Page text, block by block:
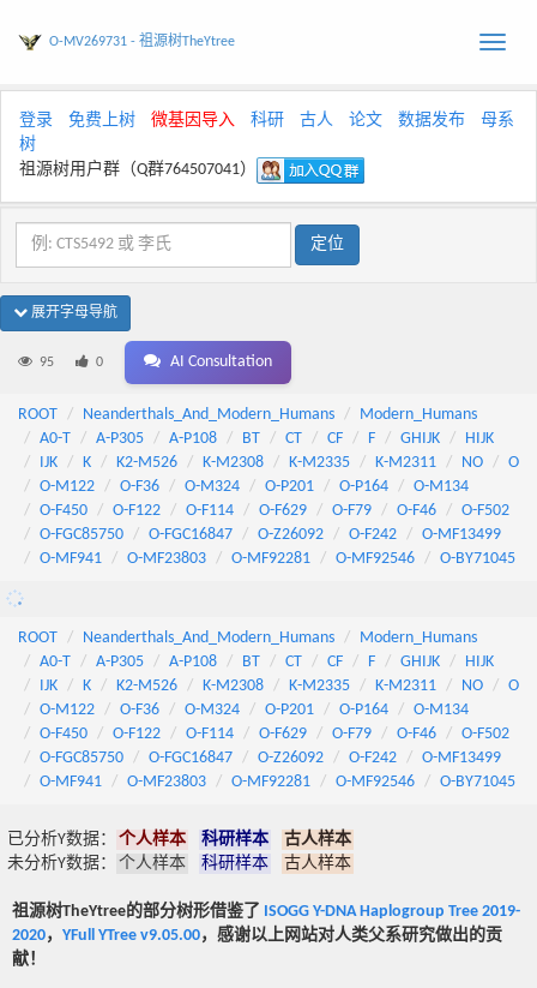
Toggle
O-MV269731 - 祖源树TheYtree
登录 免费上树 微基因导入 科研 古人 论文 数据发布
母系
树
祖源树用户群（Q群764507041）
展开字母导航
95 0 AI Consultation
ROOT Neanderthals_And_Modern_Humans
Modern_Humans
A0-T
A-P305 A-P108 BT CT CF F GHIJK
HIJK
IJK
K K2-M526 K-M2308 K-M2335 K-M2311 NO
O
O-M122
O-F36 O-M324 O-P201 O-P164
O-M134
O-F450
O-F122 O-F114 O-F629 O-F79 O-F46
O-F502
O-FGC85750
O-FGC16847 O-Z26092 O-F242
O-MF13499
O-MF941
O-MF23803 O-MF92281 O-MF92546 O-BY71045
ROOT Neanderthals_And_Modern_Humans
Modern_Humans
A0-T
A-P305 A-P108 BT CT CF F GHIJK
HIJK
IJK
K K2-M526 K-M2308 K-M2335 K-M2311 NO
O
O-M122
O-F36 O-M324 O-P201 O-P164
O-M134
O-F450
O-F122 O-F114 O-F629 O-F79 O-F46
O-F502
O-FGC85750
O-FGC16847 O-Z26092 O-F242
O-MF13499
O-MF941
O-MF23803 O-MF92281 O-MF92546 O-BY71045
已分析Y数据： 个人样本 科研样本
古人样本
未分析Y数据：
个人样本 科研样本 古人样本
祖源树TheYtree的部分树形借鉴了 ISOGG Y-DNA Haplogroup Tree 2019-
2020， YFull YTree v9.05.00，感谢以上网站对人类父系研究做出的贡
献！